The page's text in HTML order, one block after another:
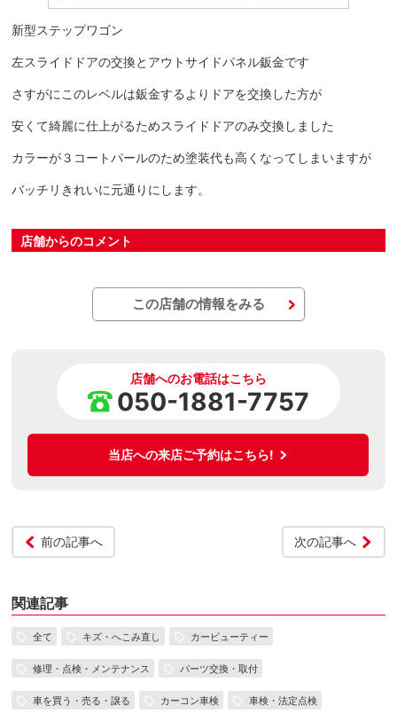
新型ステップワゴン
左スライドドアの交換とアウトサイドパネル鈑金です
さすがにこのレベルは鈑金するよりドアを交換した方が
安くて綺麗に仕上がるためスライドドアのみ交換しました
カラーが３コートパールのため塗装代も高くなってしまいますが
バッチリきれいに元通りにします。
店舗からのコメント
この店舗の情報をみる
店舗へのお電話はこちら
050-1881-7757
当店への来店ご予約はこちら!
前の記事へ 次の記事へ
関連記事
全て キズ・へこみ直し カービューティー
修理・点検・メンテナンス パーツ交換・取付
車を買う・売る・譲る カーコン車検 車検・法定点検